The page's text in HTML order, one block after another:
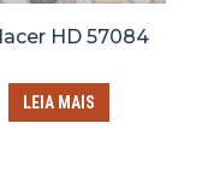
HD 57084
LEIA MAIS